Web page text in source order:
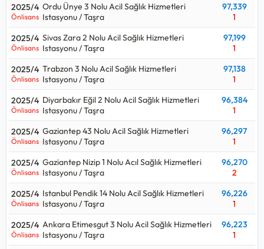
ilanlarına bakıldığındaÖnlisansmezunlarından alımlar
yapıldığı görülüyor.
Sağlık Teknikeri - İlk ve Acil Yardım
değişmektedir.
Lisans düzeyinde alım yaparsa:
Önlisans düzeyinde alım yaparsa:Kpss P93
Ortaöğretim düzeyinde alım yaparsa:
Kpss sınavı ile hangi kurumlar Sağlık Teknikeri - İlk ve Acil
Yardım alıyor, Sağlık Teknikeri - İlk ve Acil Yardım için kaç puan
gerekir, kpss Sağlık Teknikeri - İlk ve Acil Yardım kontenjanı ne
kadar sorularının cevaplarını aşağıdaki tabloda bulabilirsiniz.
Sağlık Teknikeri - İlk ve Acil Yardım ortalama maaşı aralığı
67.000 TL - 74.000 TL
sağlık teknikeri başlangıç maaşıdır.
2025/4
Önlisans
Ordu Ünye 3 Nolu Acil Sağlık Hizmetleri
Istasyonu / Taşra
97,339
1
2025/4
Önlisans
Sivas Zara 2 Nolu Acil Sağlık Hizmetleri
Istasyonu / Taşra
97,199
1
2025/4
Önlisans
Trabzon 3 Nolu Acil Sağlık Hizmetleri
Istasyonu / Taşra
97,138
1
2025/4
Önlisans
Diyarbakır Eğil 2 Nolu Acil Sağlık Hizmetleri
Istasyonu / Taşra
96,384
1
2025/4
Önlisans
Gaziantep 43 Nolu Acil Sağlık Hizmetleri
Istasyonu / Taşra
96,297
1
2025/4
Önlisans
Gaziantep Nizip 1 Nolu Acıl Sağlık Hizmetleri
Istasyonu / Taşra
96,270
2
2025/4
Önlisans
Istanbul Pendik 14 Nolu Acil Sağlık Hizmetleri
Istasyonu / Taşra
96,226
1
2025/4
Önlisans
Ankara Etimesgut 3 Nolu Acil Sağlık Hizmetleri
Istasyonu / Taşra
96,223
1